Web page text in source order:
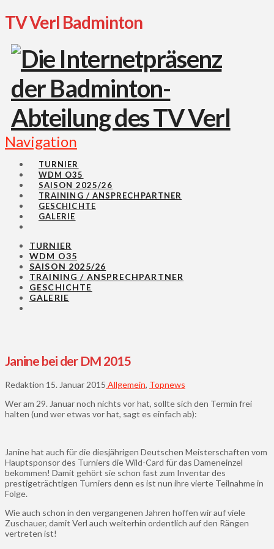
TV Verl Badminton
Navigation
TURNIER
WDM O35
SAISON 2025/26
TRAINING / ANSPRECHPARTNER
GESCHICHTE
GALERIE
TURNIER
WDM O35
SAISON 2025/26
TRAINING / ANSPRECHPARTNER
GESCHICHTE
GALERIE
Janine bei der DM 2015
Redaktion 15. Januar 2015 Allgemein, Topnews
Wer am 29. Januar noch nichts vor hat, sollte sich den Termin frei
halten (und wer etwas vor hat, sagt es einfach ab):
Janine hat auch für die diesjährigen Deutschen Meisterschaften vom
Hauptsponsor des Turniers die Wild-Card für das Dameneinzel
bekommen! Damit gehört sie schon fast zum Inventar des
prestigeträchtigen Turniers denn es ist nun ihre vierte Teilnahme in
Folge.
Wie auch schon in den vergangenen Jahren hoffen wir auf viele
Zuschauer, damit Verl auch weiterhin ordentlich auf den Rängen
vertreten ist!